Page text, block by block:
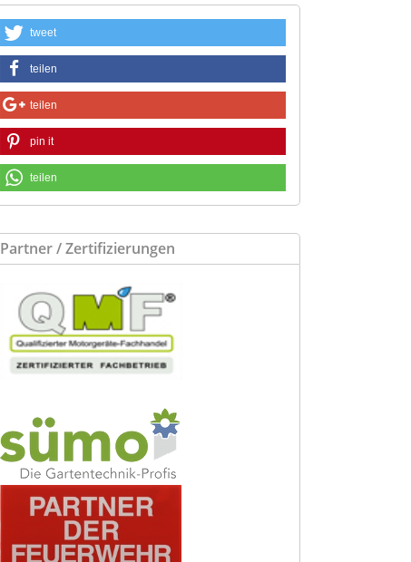
tweet
teilen
teilen
pin it
teilen
Partner / Zertifizierungen